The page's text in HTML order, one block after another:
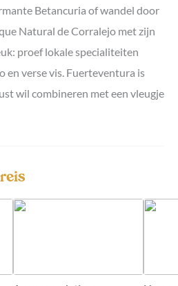
Betancuria of wandel door
Natural de Corralejo met zijn
proef lokale specialiteiten
en verse vis. Fuerteventura is
wil combineren met een vleugje